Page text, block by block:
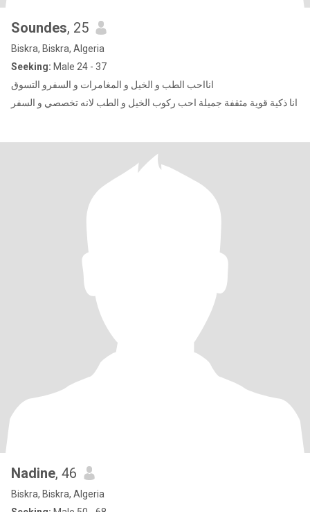
Soundes, 25
Biskra, Biskra, Algeria
Seeking: Male 24 - 37
انااحب الطب و الخيل و المغامرات و السفرو التسوق
انا ذكية قوية مثقفة جميلة احب ركوب الخيل و الطب لانه تخصصي و السفر
Nadine, 46
Biskra, Biskra, Algeria